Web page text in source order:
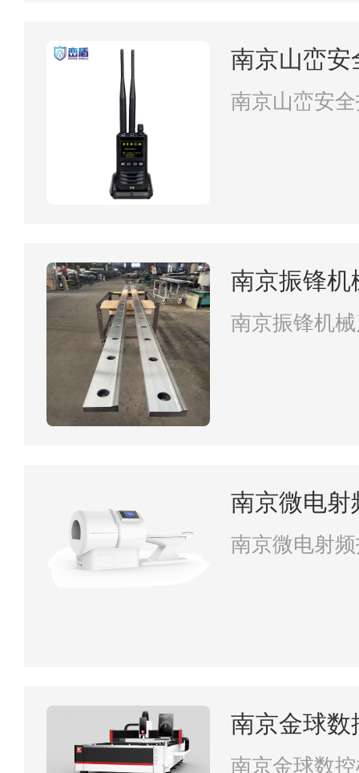
南京山峦安
南京山峦安
南京振锋机
南京振锋机
南京微电射
南京微电射
南京金球数
司
南京金球数